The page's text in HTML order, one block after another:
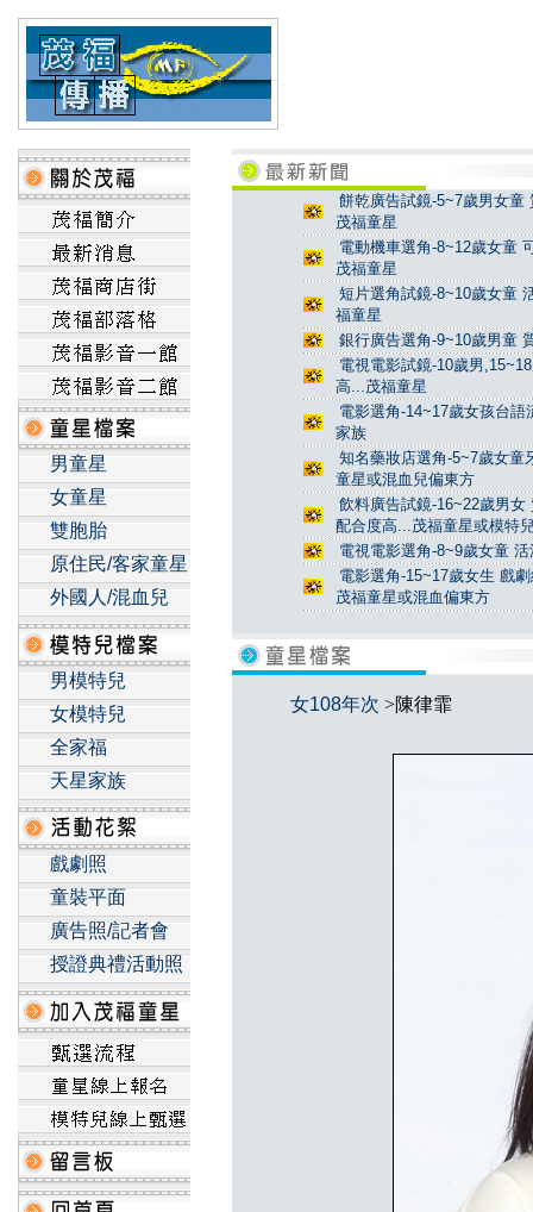
男童星
女童星
雙胞胎
原住民/客家童星
外國人/混血兒
男模特兒
女模特兒
全家福
天星家族
戲劇照
童裝平面
廣告照/記者會
授證典禮活動照
餅乾廣告試鏡-5~7歲男女
茂福童星
電動機車選角-8~12歲女童
茂福童星
短片選角試鏡-8~10歲女童
福童星
銀行廣告選角-9~10歲男童
電視電影試鏡-10歲男
高...茂福童星
電影選角-14~17歲女孩台
家族
知名藥妝店選角-5~7歲女童
童星或混血兒偏東方
飲料廣告試鏡-16~22歲男
配合度高...茂福童星或模特
電視電影選角-8~9歲女童
電影選角-15~17歲女生 戲
茂福童星或混血偏東方
女108年次 >陳律霏